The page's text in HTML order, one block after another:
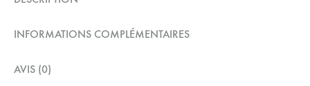
INFORMATIONS COMPLÉMENTAIRES
AVIS (0)